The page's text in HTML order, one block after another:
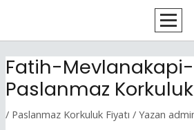
Fatih-
Paslanmaz Korkuluk
/ Paslanmaz Korkuluk Fiyatı / Yazan